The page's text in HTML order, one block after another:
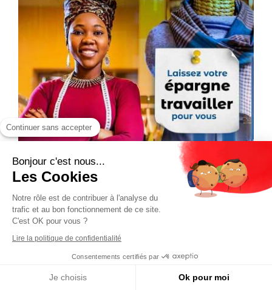
Continuer sans accepter
Bonjour c'est nous...
Les Cookies
Notre rôle est de contribuer à l'analyse du
trafic et au bon fonctionnement de ce site.
C'est OK pour vous ?
Lire la politique de confidentialité
Consentements certifiés par
Je choisis Ok pour moi